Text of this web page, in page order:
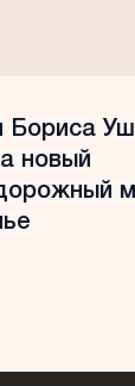
Бориса
новый